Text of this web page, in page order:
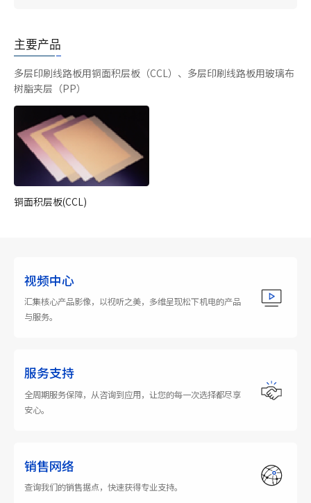
主要产品
多层印刷线路板用铜面积层板（CCL）、多层印刷线路板用玻璃布
树脂夹层（PP）
铜面积层板(CCL)
视频中心
汇集核心产品影像，以视听之美，多维呈现松下机电的产品
与服务。
服务支持
全周期服务保障，从咨询到应用，让您的每一次选择都尽享
安心。
销售网络
查询我们的销售据点，快速获得专业支持。